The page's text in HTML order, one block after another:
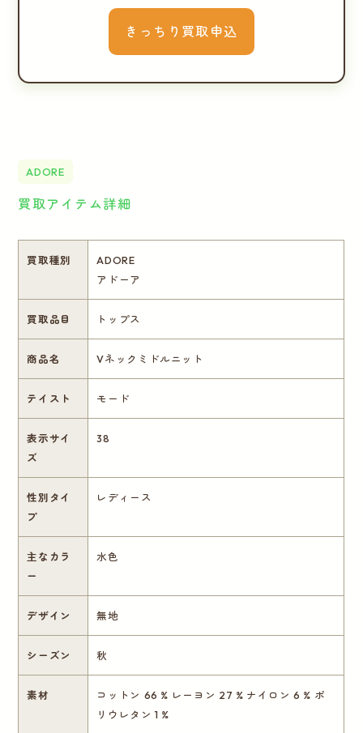
きっちり買取申込
ADORE
買取アイテム詳細
買取種別
ADORE
アドーア
買取品目 トップス
商品名 Vネックミドルニット
テイスト モード
表示サイ
ズ
38
性別タイ
プ
レディース
主なカラ
ー
水色
デザイン 無地
シーズン 秋
素材
コットン 66 % レーヨン 27 % ナイロン 6 % ポ
リウレタン 1 %